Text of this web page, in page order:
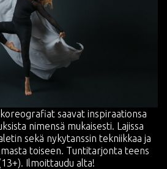
saavat inspiraationsa
nimensä mukaisesti. Lajissa
sekä nykytanssin tekniikkaa ja
toiseen. Tuntitarjonta teens
Ilmoittaudu alta!